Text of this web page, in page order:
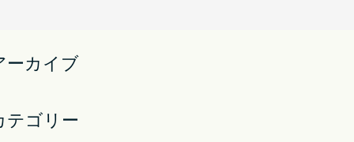
ーカイブ
テゴリー